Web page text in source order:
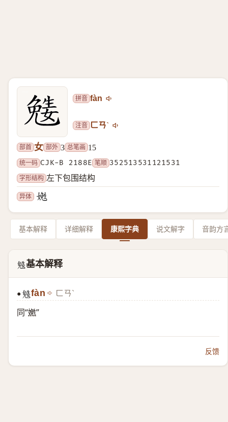
拼音 fàn
注音 ㄈㄢˋ
部首 女 部外 3 总笔画 15
统一码 CJK-B 2188E 笔顺 352513531121531
字形结构 左下包围结构
异体
基本解释 详细解释 康熙字典 说文解字 音韵方
𡢎基本解释
● 𡢎 fàn ㄈㄢˋ
同“嬎”
反馈